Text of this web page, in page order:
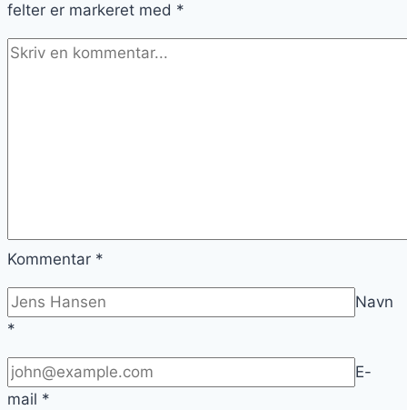
felter er markeret med *
Kommentar *
Navn
*
E-
mail *